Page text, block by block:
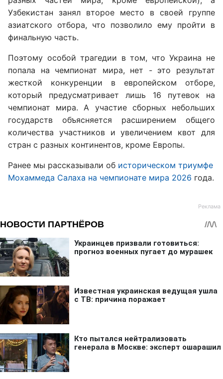
Узбекистан занял второе место в своей группе
азиатского отбора, что позволило ему пройти в
финальную часть.
Поэтому особой трагедии в том, что Украина не
попала на чемпионат мира, нет - это результат
жесткой конкуренции в европейском отборе,
который предусматривает лишь 16 путевок на
чемпионат мира. А участие сборных небольших
государств объясняется расширением общего
количества участников и увеличением квот для
стран с разных континентов, кроме Европы.
Ранее мы рассказывали об историческом триумфе
Мохаммеда Салаха на чемпионате мира 2026 года.